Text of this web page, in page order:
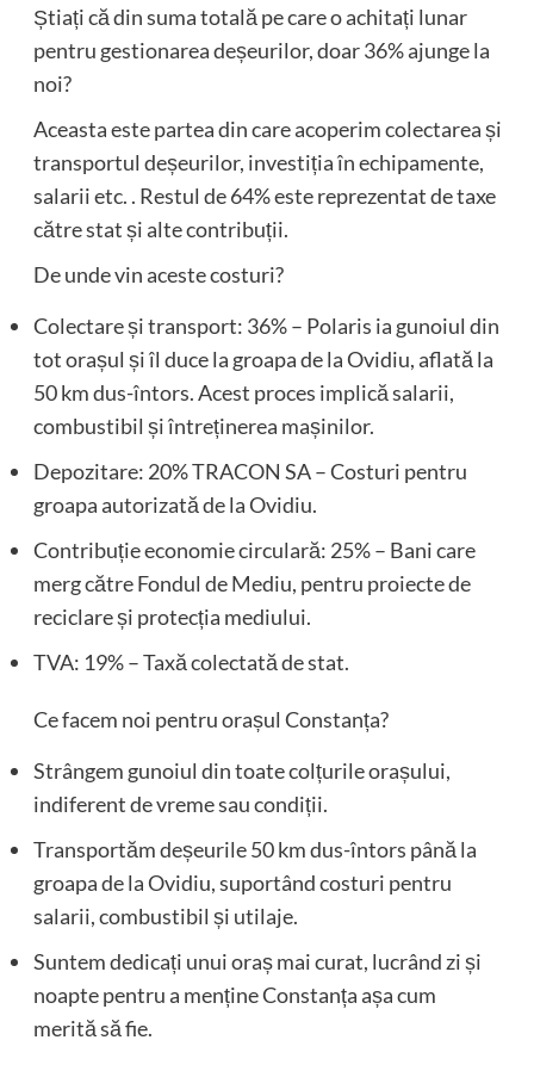
Știați că din suma totală pe care o achitați lunar
pentru gestionarea deșeurilor, doar 36% ajunge la
noi?
Aceasta este partea din care acoperim colectarea și
transportul deșeurilor, investiția în echipamente,
salarii etc. . Restul de 64% este reprezentat de taxe
către stat și alte contribuții.
De unde vin aceste costuri?
Colectare și transport: 36% – Polaris ia gunoiul din
tot orașul și îl duce la groapa de la Ovidiu, aflată la
50 km dus-întors. Acest proces implică salarii,
combustibil și întreținerea mașinilor.
Depozitare: 20% TRACON SA – Costuri pentru
groapa autorizată de la Ovidiu.
Contribuție economie circulară: 25% – Bani care
merg către Fondul de Mediu, pentru proiecte de
reciclare și protecția mediului.
TVA: 19% – Taxă colectată de stat.
Ce facem noi pentru orașul Constanța?
Strângem gunoiul din toate colțurile orașului,
indiferent de vreme sau condiții.
Transportăm deșeurile 50 km dus-întors până la
groapa de la Ovidiu, suportând costuri pentru
salarii, combustibil și utilaje.
Suntem dedicați unui oraș mai curat, lucrând zi și
noapte pentru a menține Constanța așa cum
merită să fie.